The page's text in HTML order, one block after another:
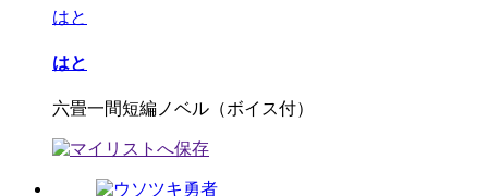
はと
はと
六畳一間短編ノベル（ボイス付）